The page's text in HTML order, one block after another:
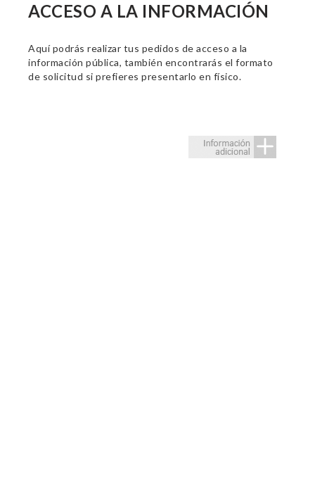
ACCESO A LA INFORMACIÓN
Aquí podrás realizar tus pedidos de acceso a la
información pública, también encontrarás el formato
de solicitud si prefieres presentarlo en físico.